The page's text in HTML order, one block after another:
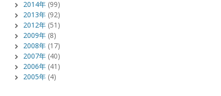
2014年 (99)
2013年 (92)
2012年 (51)
2009年 (8)
2008年 (17)
2007年 (40)
2006年 (41)
2005年 (4)